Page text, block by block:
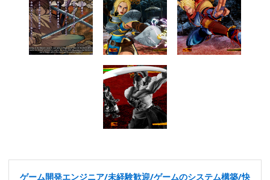
ゲーム開発エンジニア/未経験歓迎/ゲームのシステム構築/快